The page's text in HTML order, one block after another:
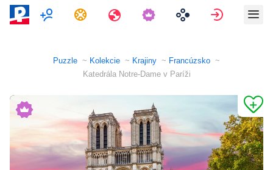
MultiplayerÚlohy Cestovania Prihlásiť
Puzzle Kolekcie Krajiny
Francúzsko
Katedrála Notre-Dame v Paríži